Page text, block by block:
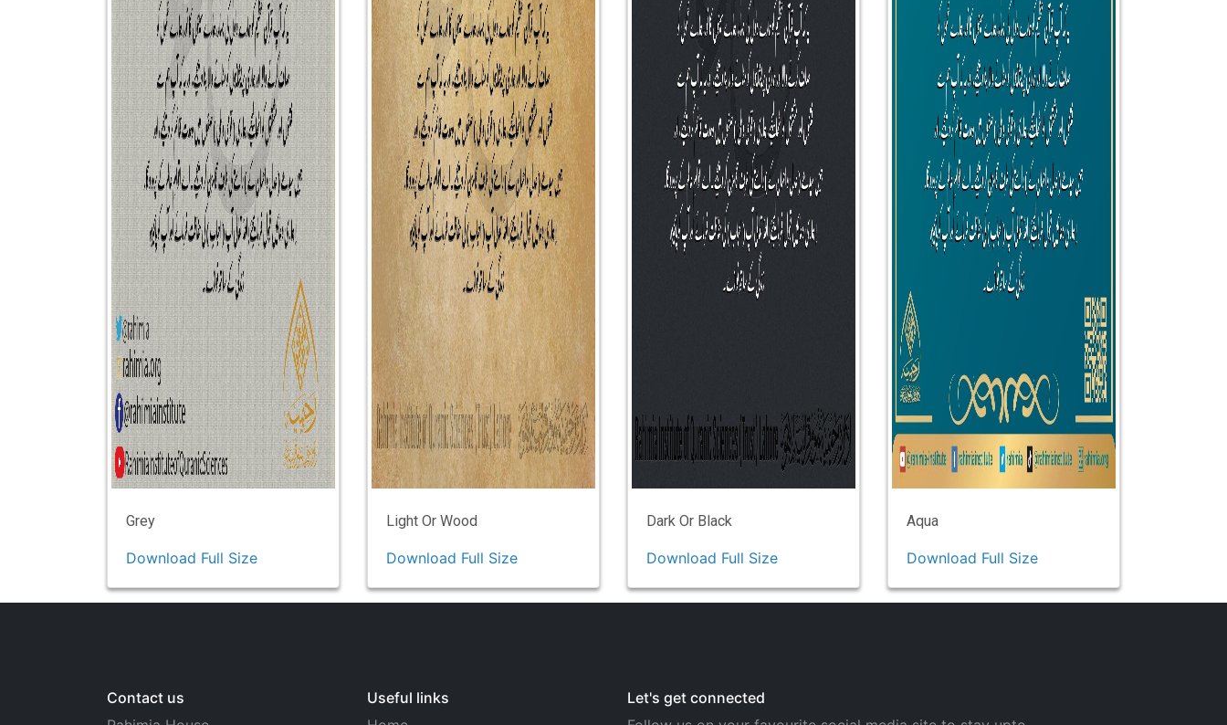
Grey
Download Full Size
Light Or Wood
Download Full Size
Dark Or Black
Download Full Size
Aqua
Download Full Size
Contact us
Useful links
Let's get connected